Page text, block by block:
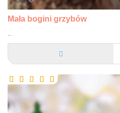
Mała bogini grzybów